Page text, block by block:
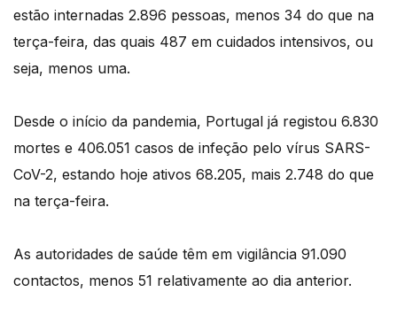
estão internadas 2.896 pessoas, menos 34 do que na
terça-feira, das quais 487 em cuidados intensivos, ou
seja, menos uma.
Desde o início da pandemia, Portugal já registou 6.830
mortes e 406.051 casos de infeção pelo vírus SARS-
CoV-2, estando hoje ativos 68.205, mais 2.748 do que
na terça-feira.
As autoridades de saúde têm em vigilância 91.090
contactos, menos 51 relativamente ao dia anterior.